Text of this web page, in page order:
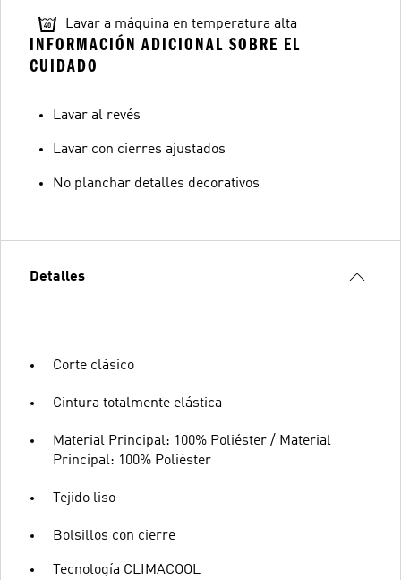
Lavar a máquina en temperatura alta
INFORMACIÓN ADICIONAL SOBRE EL
CUIDADO
Lavar al revés
Lavar con cierres ajustados
No planchar detalles decorativos
Detalles
Corte clásico
Cintura totalmente elástica
Material Principal: 100% Poliéster / Material
Principal: 100% Poliéster
Tejido liso
Bolsillos con cierre
Tecnología CLIMACOOL